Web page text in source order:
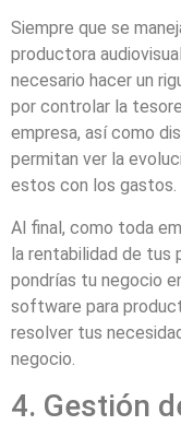
Siempre que se
productora
necesario hacer un
por controlar la
empresa, así como
permitan ver la
estos con los gastos.
Al final, como toda
la rentabilidad de tus
pondrías tu negocio
software para
resolver tus
negocio.
4. Gestión